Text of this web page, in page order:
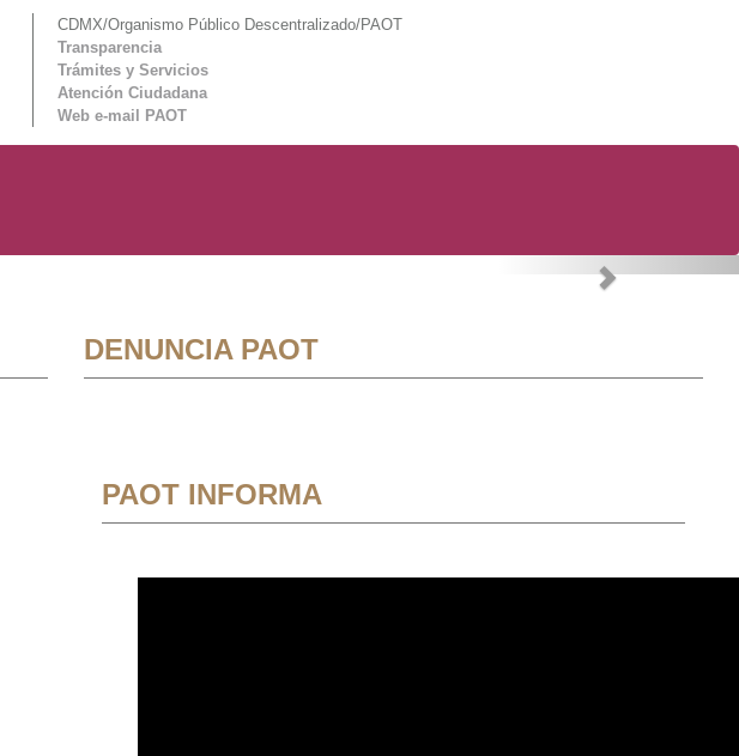
CDMX/Organismo Público Descentralizado/PAOT
Transparencia
Trámites y Servicios
Atención Ciudadana
Web e-mail PAOT
Next
DENUNCIA PAOT
PAOT INFORMA